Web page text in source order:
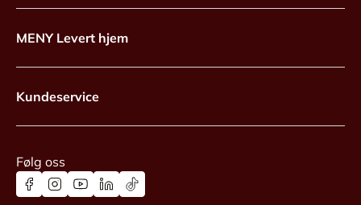
MENY Levert hjem
Kundeservice
Følg oss